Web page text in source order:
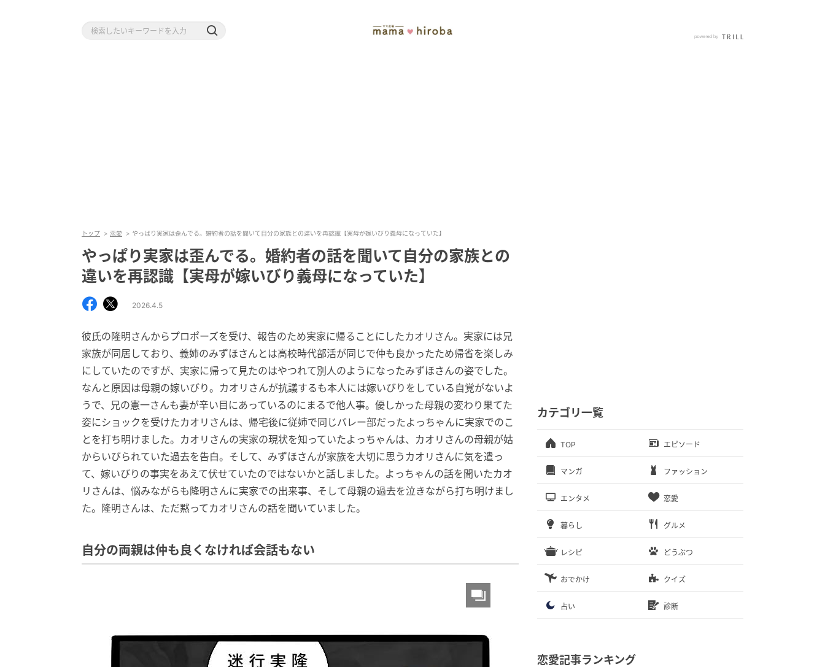
トップ 恋愛 やっぱり実家は歪んでる。婚約者の話を聞いて自分の家族との違いを再認識【実母が嫁いびり義母になっていた】
やっぱり実家は歪んでる。婚約者の話を聞いて自分の家族との
違いを再認識【実母が嫁いびり義母になっていた】
2026.4.5
彼氏の隆明さんからプロポーズを受け、報告のため実家に帰ることにしたカオリさん。実家には兄
家族が同居しており、義姉のみずほさんとは高校時代部活が同じで仲も良かったため帰省を楽しみ
にしていたのですが、実家に帰って見たのはやつれて別人のようになったみずほさんの姿でした。
なんと原因は母親の嫁いびり。カオリさんが抗議するも本人には嫁いびりをしている自覚がないよ
うで、兄の憲一さんも妻が辛い目にあっているのにまるで他人事。優しかった母親の変わり果てた
姿にショックを受けたカオリさんは、帰宅後に従姉で同じバレー部だったよっちゃんに実家でのこ
とを打ち明けました。カオリさんの実家の現状を知っていたよっちゃんは、カオリさんの母親が姑
からいびられていた過去を告白。そして、みずほさんが家族を大切に思うカオリさんに気を遣っ
て、嫁いびりの事実をあえて伏せていたのではないかと話しました。よっちゃんの話を聞いたカオ
リさんは、悩みながらも隆明さんに実家での出来事、そして母親の過去を泣きながら打ち明けまし
た。隆明さんは、ただ黙ってカオリさんの話を聞いていました。
自分の両親は仲も良くなければ会話もない
カテゴリ一覧
TOP エピソード
マンガ ファッション
エンタメ 恋愛
暮らし グルメ
レシピ どうぶつ
おでかけ クイズ
占い 診断
恋愛記事ランキング